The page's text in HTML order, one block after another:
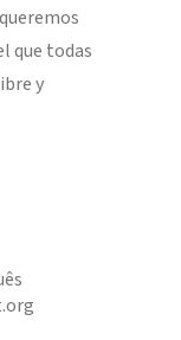
que todas
y